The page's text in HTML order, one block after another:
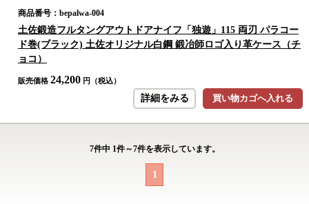
商品番号：bepalwa-004
土佐鍛造フルタングアウトドアナイフ「独遊」115 両刃 パラコー
ド巻(ブラック) 土佐オリジナル白鋼 鍛冶師ロゴ入り革ケース（チ
ョコ）
販売価格 24,200 円（税込）
買い物カゴへ入れる
詳細をみる
7件中 1件～7件を表示しています。
1